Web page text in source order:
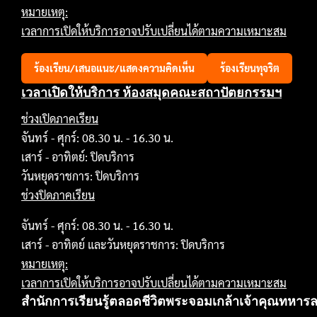
หมายเหตุ:
เวลาการเปิดให้บริการอาจปรับเปลี่ยนได้ตามความเหมาะสม
ร้องเรียน/เสนอแนะ/แสดงความคิดเห็น ร้องเรียนทุจริต
เวลาเปิดให้บริการ ห้องสมุดคณะสถาปัตยกรรมฯ
ช่วงเปิดภาคเรียน
จันทร์ - ศุกร์: 08.30 น. - 16.30 น.
เสาร์ - อาทิตย์: ปิดบริการ
วันหยุดราชการ: ปิดบริการ
ช่วงปิดภาคเรียน
จันทร์ - ศุกร์: 08.30 น. - 16.30 น.
เสาร์ - อาทิตย์ และวันหยุดราชการ: ปิดบริการ
หมายเหตุ:
เวลาการเปิดให้บริการอาจปรับเปลี่ยนได้ตามความเหมาะสม
สำนักการเรียนรู้ตลอดชีวิตพระจอมเกล้าเจ้าคุณทหาร